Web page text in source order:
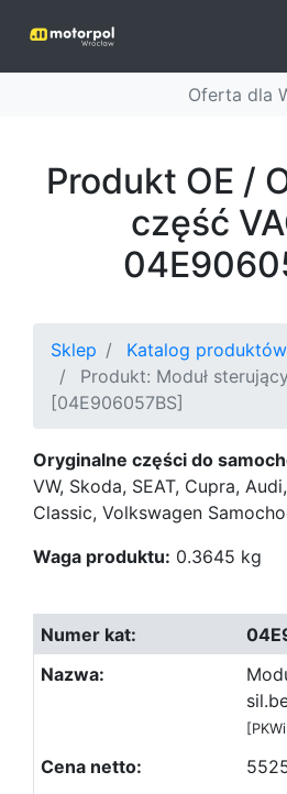
Oferta dla
Produkt OE /
część
Sklep
Katalog produktów
Produkt: Moduł
[04E906057BS]
Oryginalne części do
VW, Skoda, SEAT, Cupra,
Classic, Volkswagen
Waga produktu: 0.3645 kg